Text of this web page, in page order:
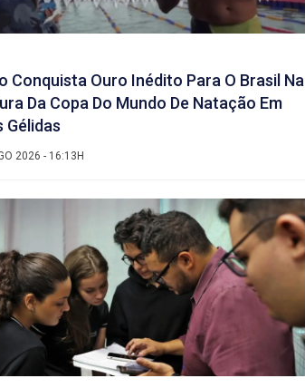
Conquista Ouro Inédito Para O Brasil Na
Da Copa Do Mundo De Natação Em
Gélidas
2026 - 16:13H